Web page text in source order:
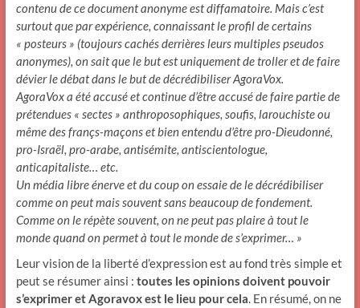
contenu de ce document anonyme est diffamatoire. Mais c’est
surtout que par expérience, connaissant le profil de certains
« posteurs » (toujours cachés derrières leurs multiples pseudos
anonymes), on sait que le but est uniquement de troller et de faire
dévier le débat dans le but de décrédibiliser AgoraVox.
AgoraVox a été accusé et continue d’être accusé de faire partie de
prétendues « sectes » anthroposophiques, soufis, larouchiste ou
même des françs-maçons et bien entendu d’être pro-Dieudonné,
pro-Israël, pro-arabe, antisémite, antiscientologue,
anticapitaliste… etc.
Un média libre énerve et du coup on essaie de le décrédibiliser
comme on peut mais souvent sans beaucoup de fondement.
Comme on le répète souvent, on ne peut pas plaire à tout le
monde quand on permet à tout le monde de s’exprimer… »
Leur vision de la liberté d’expression est au fond très simple et
peut se résumer ainsi : toutes les opinions doivent pouvoir
s’exprimer et Agoravox est le lieu pour cela. En résumé, on ne